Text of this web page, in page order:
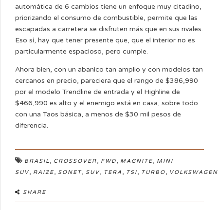
automática de 6 cambios tiene un enfoque muy citadino,
priorizando el consumo de combustible, permite que las
escapadas a carretera se disfruten más que en sus rivales.
Eso sí, hay que tener presente que, que el interior no es
particularmente espacioso, pero cumple.
Ahora bien, con un abanico tan amplio y con modelos tan
cercanos en precio, pareciera que el rango de $386,990
por el modelo Trendline de entrada y el Highline de
$466,990 es alto y el enemigo está en casa, sobre todo
con una Taos básica, a menos de $30 mil pesos de
diferencia.
BRASIL, CROSSOVER, FWD, MAGNITE, MINI
SUV, RAIZE, SONET, SUV, TERA , TSI, TURBO, VOLKSWAGEN
SHARE